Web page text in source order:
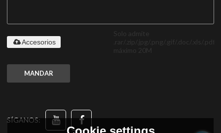
Solo admite
.rar/.zip/.jpg/.png/.gif/.doc/.xls/.pdf,
máximo 20M
Accesorios
MANDAR
SÍGANOS: